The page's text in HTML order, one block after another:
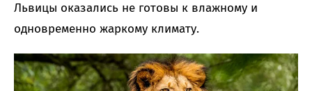
Львицы оказались не готовы к влажному и
одновременно жаркому климату.